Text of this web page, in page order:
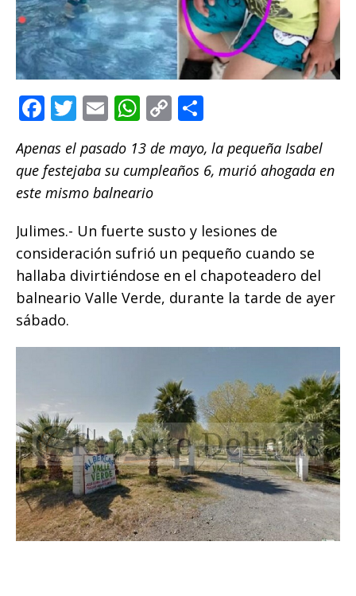
F
c
e
b
o
o
k
T
it
te
r
E
m
ai
l
W
at
s
A
p
p
C
p
y
n
k
o
m
p
ti
r
Apenas el pasado 13 de mayo, la pequeña Isabel
que festejaba su cumpleaños 6, murió ahogada en
este mismo balneario
Julimes.- Un fuerte susto y lesiones de
consideración sufrió un pequeño cuando se
hallaba divirtiéndose en el chapoteadero del
balneario Valle Verde, durante la tarde de ayer
sábado.